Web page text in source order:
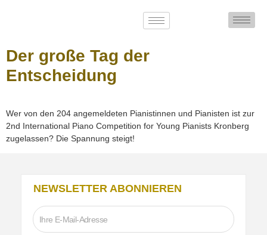
Der große Tag der
Entscheidung
Wer von den 204 angemeldeten Pianistinnen und Pianisten ist zur
2nd International Piano Competition for Young Pianists Kronberg
zugelassen? Die Spannung steigt!
NEWSLETTER ABONNIEREN